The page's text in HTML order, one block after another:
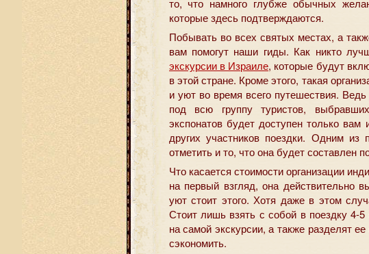
то, что намного глубже обычных
которые здесь подтверждаются.
Побывать во всех святых местах, а
вам помогут наши гиды. Как никто
экскурсии в Израиле, которые будут
в этой стране. Кроме этого, такая
и уют во время всего путешествия.
под всю группу туристов,
экспонатов будет доступен только вам
других участников поездки. Одним из
отметить и то, что она будет составлен
Что касается стоимости организации
на первый взгляд, она действительно
уют стоит этого. Хотя даже в этом
Стоит лишь взять с собой в поездку 4-
на самой экскурсии, а также разделят
сэкономить.